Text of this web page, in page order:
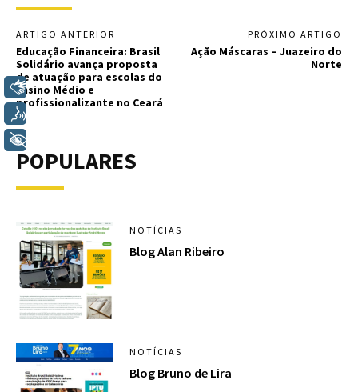
ARTIGO ANTERIOR
Educação Financeira: Brasil
Solidário avança proposta
de atuação para escolas do
Ensino Médio e
profissionalizante no Ceará
PRÓXIMO ARTIGO
Ação Máscaras – Juazeiro do
Norte
POPULARES
NOTÍCIAS
Blog Alan Ribeiro
NOTÍCIAS
Blog Bruno de Lira
Libras